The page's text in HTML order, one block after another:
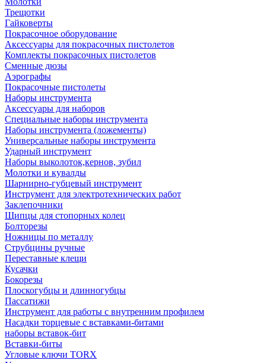
Трещотки
Гайковерты
Покрасочное оборудование
Аксессуары для покрасочных пистолетов
Комплекты покрасочных пистолетов
Сменные дюзы
Аэрографы
Покрасочные пистолеты
Наборы инструмента
Аксессуары для наборов
Специальные наборы инструмента
Наборы инструмента (ложементы)
Универсальные наборы инструмента
Ударный инструмент
Наборы выколоток,кернов, зубил
Молотки и кувалды
Шарнирно-губцевый инструмент
Инструмент для электротехнических работ
Заклепочники
Щипцы для стопорных колец
Болторезы
Ножницы по металлу
Струбцины ручные
Переставные клещи
Кусачки
Бокорезы
Плоскогубцы и длинногубцы
Пассатижи
Инструмент для работы с внутренним профилем
Насадки торцевые с вставками-битами
наборы вставок-бит
Вставки-биты
Угловые ключи TORX